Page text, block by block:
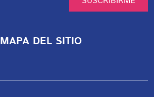
MAPA DEL SITIO